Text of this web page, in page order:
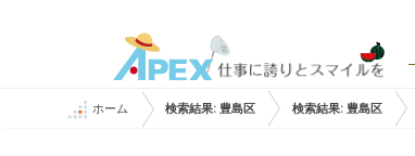
ホーム 検索結果: 豊島区 検索結果: 豊島区